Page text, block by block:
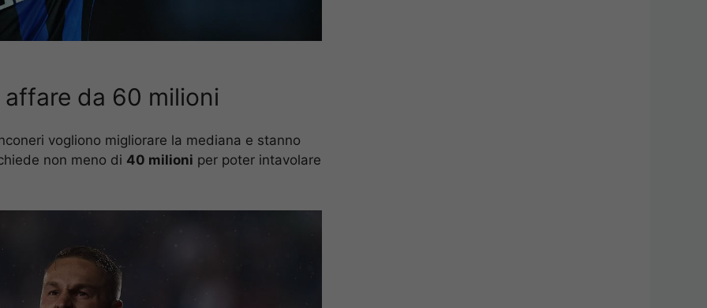
da 60 milioni
vogliono migliorare la mediana e stanno
non meno di 40 milioni per poter intavolare